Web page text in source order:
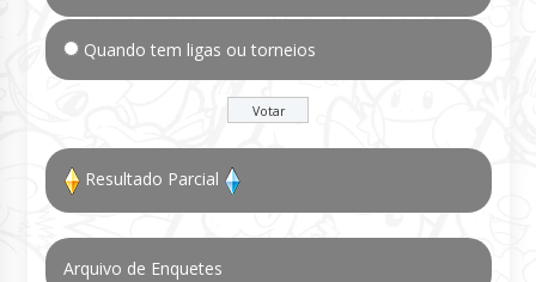
Quando tem ligas ou torneios
Resultado Parcial
Arquivo de Enquetes